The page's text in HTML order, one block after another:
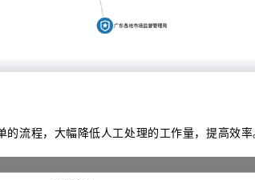
流程，大幅降低人工处理的工作量，提高效